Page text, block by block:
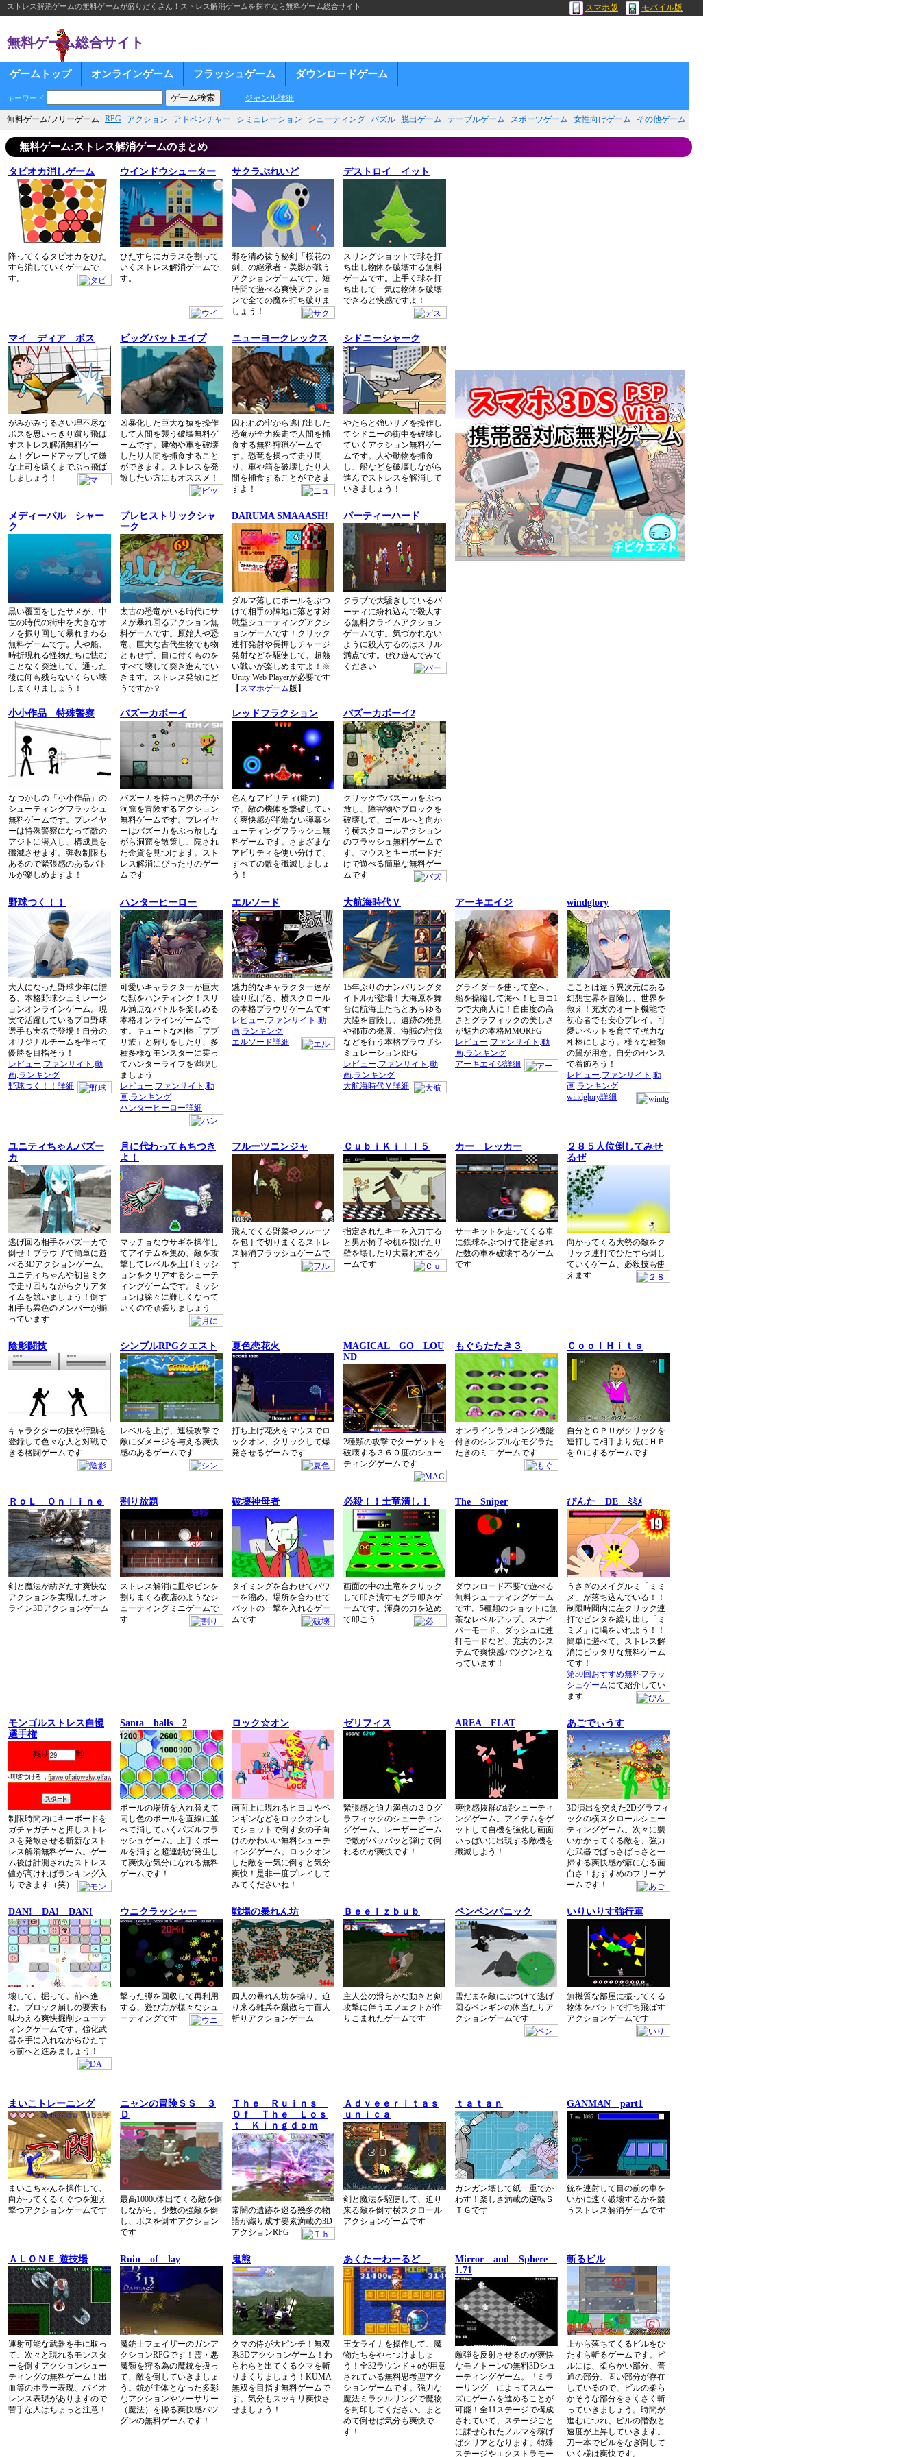
ストレス解消ゲームの無料ゲームが盛りだくさん！ストレス解消ゲームを探すなら無料ゲーム総合サイト スマホ版 モバイル版
無料ゲーム総合サイト
ゲームトップ オンラインゲーム フラッシュゲーム ダウンロードゲーム
キーワード ジャンル詳細
無料ゲーム/フリーゲーム RPG アクション アドベンチャー シミュレーション シューティング パズル 脱出ゲーム テーブルゲーム スポーツゲーム 女性向けゲーム その他ゲーム
無料ゲーム:ストレス解消ゲームのまとめ
タピオカ消しゲーム
降ってくるタピオカをひた
すら消していくゲームで
す。
ウインドウシューター
ひたすらにガラスを割って
いくストレス解消ゲームで
す。
サクラぶれいど
邪を清め祓う秘剣「桜花の
剣」の継承者・美影が戦う
アクションゲームです。短
時間で遊べる爽快アクショ
ンで全ての魔を打ち破りま
しょう！
デストロイ イット
スリングショットで球を打
ち出し物体を破壊する無料
ゲームです。上手く球を打
ち出して一気に物体を破壊
できると快感ですよ！
マイ ディア ボス
がみがみうるさい理不尽な
ボスを思いっきり蹴り飛ば
すストレス解消無料ゲー
ム！グレードアップして嫌
な上司を遠くまでぶっ飛ば
しましょう！
ビッグバットエイプ
凶暴化した巨大な猿を操作
して人間を襲う破壊無料ゲ
ームです。建物や車を破壊
したり人間を捕食すること
ができます。ストレスを発
散したい方にもオススメ！
ニューヨークレックス
囚われの牢から逃げ出した
恐竜が全力疾走で人間を捕
食する無料狩猟ゲームで
す。恐竜を操って走り周
り、車や箱を破壊したり人
間を捕食することができま
すよ！
シドニーシャーク
やたらと強いサメを操作し
てシドニーの街中を破壊し
ていくアクション無料ゲー
ムです。人や動物を捕食
し、船などを破壊しながら
進んでストレスを解消して
いきましょう！
メディーバル シャー
ク
黒い覆面をしたサメが、中
世の時代の街中を大きなオ
ノを振り回して暴れまわる
無料ゲームです。人や船、
時折現れる怪物たちに怯む
ことなく突進して、通った
後に何も残らないくらい壊
しまくりましょう！
プレヒストリックシャ
ーク
太古の恐竜がいる時代にサ
メが暴れ回るアクション無
料ゲームです。原始人や恐
竜、巨大な古代生物でも物
ともせず、目に付くものを
すべて壊して突き進んでい
きます。ストレス発散にど
うですか？
DARUMA SMAAASH!
ダルマ落しにボールをぶつ
けて相手の陣地に落とす対
戦型シューティングアクシ
ョンゲームです！クリック
連打発射や長押しチャージ
発射などを駆使して、超熱
い戦いが楽しめますよ！※
Unity Web Playerが必要です
【 スマホゲーム版】
パーティーハード
クラブで大騒ぎしているパ
ーティに紛れ込んで殺人す
る無料クライムアクション
ゲームです。気づかれない
ように殺人するのはスリル
満点です。ぜひ遊んでみて
ください
小小作品 特殊警察
なつかしの「小小作品」の
シューティングフラッシュ
無料ゲームです。プレイヤ
ーは特殊警察になって敵の
アジトに潜入し、構成員を
殲滅させます。弾数制限も
あるので緊張感のあるバト
ルが楽しめますよ！
バズーカボーイ
バズーカを持った男の子が
洞窟を冒険するアクション
無料ゲームです。プレイヤ
ーはバズーカをぶっ放しな
がら洞窟を散策し、隠され
た金貨を見つけます。スト
レス解消にぴったりのゲー
ムです
レッドフラクション
色んなアビリティ(能力)
で、敵の機体を撃破してい
く爽快感が半端ない弾幕シ
ューティングフラッシュ無
料ゲームです。さまざまな
アビリティを使い分けて、
すべての敵を殲滅しましょ
う！
バズーカボーイ2
クリックでバズーカをぶっ
放し、障害物やブロックを
破壊して、ゴールへと向か
う横スクロールアクション
のフラッシュ無料ゲームで
す。マウスとキーボードだ
けで遊べる簡単な無料ゲー
ムです
野球つく！！
大人になった野球少年に贈
る、本格野球シュミレーシ
ョンオンラインゲーム。現
実で活躍しているプロ野球
選手も実名で登場！自分の
オリジナルチームを作って
優勝を目指そう！
レビュー:ファンサイト :動
画:ランキング
野球つく！！詳細
ハンターヒーロー
可愛いキャラクターが巨大
な獣をハンティング！スリ
ル満点なバトルを楽しめる
本格オンラインゲームで
す。キュートな相棒「ブブ
リ族」と狩りをしたり、多
種多様なモンスターに乗っ
てハンターライフを満喫し
ましょう
レビュー:ファンサイト :動
画:ランキング
ハンターヒーロー詳細
エルソード
魅力的なキャラクター達が
繰り広げる、横スクロール
の本格ブラウザゲームです
レビュー:ファンサイト :動
画:ランキング
エルソード詳細
大航海時代Ｖ
15年ぶりのナンバリングタ
イトルが登場！大海原を舞
台に航海士たちとあらゆる
大陸を冒険し、遺跡の発見
や都市の発展、海賊の討伐
などを行う本格ブラウザシ
ミュレーションRPG
レビュー:ファンサイト :動
画:ランキング
大航海時代Ｖ詳細
アーキエイジ
グライダーを使って空へ、
船を操縦して海へ！ヒヨコ1
つで大商人に！自由度の高
さとグラフィックの美しさ
が魅力の本格MMORPG
レビュー:ファンサイト :動
画:ランキング
アーキエイジ詳細
windglory
こことは違う異次元にある
幻想世界を冒険し、世界を
救え！充実のオート機能で
初心者でも安心プレイ。可
愛いペットを育てて強力な
相棒にしよう。様々な種類
の翼が用意。自分のセンス
で着飾ろう！
レビュー:ファンサイト :動
画:ランキング
windglory詳細
ユニティちゃんバズー
カ
逃げ回る相手をバズーカで
倒せ！ブラウザで簡単に遊
べる3Dアクションゲーム。
ユニティちゃんや初音ミク
で走り回りながらクリアタ
イムを競いましょう！倒す
相手も異色のメンバーが揃
っています
月に代わってもちつき
よ！
マッチョなウサギを操作し
てアイテムを集め、敵を攻
撃してレベルを上げミッシ
ョンをクリアするシューテ
ィングゲームです。ミッシ
ョンは徐々に難しくなって
いくので頑張りましょう
フルーツニンジャ
飛んでくる野菜やフルーツ
を包丁で切りまくるストレ
ス解消フラッシュゲームで
す
ＣｕｂｉＫｉｌｌ５
指定されたキーを入力する
と男が椅子や机を投げたり
壁を壊したり大暴れするゲ
ームです
カー レッカー
サーキットを走ってくる車
に鉄球をぶつけて指定され
た数の車を破壊するゲーム
です
２８５人位倒してみせ
るぜ
向かってくる大勢の敵をク
リック連打でひたすら倒し
ていくゲーム、必殺技も使
えます
陰影闘技
キャラクターの技や行動を
登録して色々な人と対戦で
きる格闘ゲームです
シンプルRPGクエスト
レベルを上げ、連続攻撃で
敵にダメージを与える爽快
感のあるゲームです
夏色恋花火
打ち上げ花火をマウスでロ
ックオン、クリックして爆
発させるゲームです
MAGICAL GO LOU
ND
2種類の攻撃でターゲットを
破壊する３６０度のシュー
ティングゲームです
もぐらたたき３
オンラインランキング機能
付きのシンプルなモグラた
たきのミニゲームです
ＣｏｏｌＨｉｔｓ
自分とＣＰＵがクリックを
連打して相手より先にＨＰ
を０にするゲームです
ＲｏＬ Ｏｎｌｉｎｅ
剣と魔法が紡ぎだす爽快な
アクションを実現したオン
ライン3Dアクションゲーム
割り放題
ストレス解消に皿やビンを
割りまくる夜店のようなシ
ューティングミニゲームで
す
破壊神母者
タイミングを合わせてパワ
ーを溜め、場所を合わせて
バットの一撃を入れるゲー
ムです
必殺！！土竜潰し！
画面の中の土竜をクリック
して叩き潰すモグラ叩きゲ
ームです。渾身の力を込め
て叩こう
The Sniper
ダウンロード不要で遊べる
無料シューティングゲーム
です。5種類のショットに無
茶なレベルアップ、スナイ
パーモード、ダッシュに連
打モードなど、充実のシス
テムで爽快感バツグンとな
っています！
びんた DE ﾐﾐﾒ
うさぎのヌイグルミ「ミミ
メ」が落ち込んでいる！！
制限時間内に左クリック連
打でビンタを繰り出し「ミ
ミメ」に喝をいれよう！！
簡単に遊べて、ストレス解
消にピッタリな無料ゲーム
です！
第30回おすすめ無料フラッ
シュゲームにて紹介してい
ます
モンゴルストレス自慢
選手権
制限時間内にキーボードを
ガチャガチャと押しストレ
スを発散させる斬新なスト
レス解消無料ゲーム。ゲー
ム後は計測されたストレス
値が高ければランキング入
りできます（笑）
Santa balls 2
ボールの場所を入れ替えて
同じ色のボールを直線に並
べて消していくパズルフラ
ッシュゲーム。上手くボー
ルを消すと超連鎖が発生し
て爽快な気分になれる無料
ゲームです！
ロック☆オン
画面上に現れるヒヨコやペ
ンギンなどをロックオンし
てショットで倒す女の子向
けのかわいい無料シューテ
ィングゲーム。ロックオン
した敵を一気に倒すと気分
爽快！是非一度プレイして
みてくださいね！
ゼリフィス
緊張感と迫力満点の３Ｄグ
ラフィックのシューティン
グゲーム。レーザービーム
で敵がパッパッと弾けて倒
れるのが爽快です！
AREA FLAT
爽快感抜群の縦シューティ
ングゲーム。アイテムをゲ
ットして自機を強化し画面
いっぱいに出現する敵機を
殲滅しよう！
あごでぃうす
3D演出を交えた2Dグラフィ
ックの横スクロールシュー
ティングゲーム。次々に襲
いかかってくる敵を、強力
な武器でばっさばっさと一
掃する爽快感が癖になる面
白さ！おすすめのフリーゲ
ームです！
DAN! DA! DAN!
壊して、掘って、前へ進
む。ブロック崩しの要素も
味わえる爽快掘削シューテ
ィングゲームです。強化武
器を手に入れながらひたす
ら前へと進みましょう！
ウニクラッシャー
撃った弾を回収して再利用
する、遊び方が様々なシュ
ーティングです
戦場の暴れん坊
四人の暴れん坊を操り、迫
り来る雑兵を蹴散らす百人
斬りアクションゲーム
Ｂｅｅｌｚｂｕｂ
主人公の滑らかな動きと剣
攻撃に伴うエフェクトが作
りこまれたゲームです
ペンペンパニック
雪だまを敵にぶつけて逃げ
回るペンギンの体当たりア
クションゲームです
いりいりす強行軍
無機質な部屋に振ってくる
物体をバットで打ち飛ばす
アクションゲームです
まいこトレーニング
まいこちゃんを操作して、
向かってくるくぐつを迎え
撃つアクションゲームです
ニャンの冒険ＳＳ ３
Ｄ
最高10000体出てくる敵を倒
しながら、少数の強敵を倒
し、ボスを倒すアクション
です
Ｔｈｅ Ｒｕｉｎｓ
Ｏｆ Ｔｈｅ Ｌｏｓ
ｔ Ｋｉｎｇｄｏｍ
常闇の遺跡を巡る幾多の物
語が織り成す要素満載の3D
アクションRPG
Ａｄｖｅｅｒｉｔａｓ
ｕｎｉｃａ
剣と魔法を駆使して、迫り
来る敵を倒す横スクロール
アクションゲームです
ｔａｔａｎ
ガンガン壊して紙一重でか
わす！楽しさ満載の逆転Ｓ
ＴＧです
GANMAN part1
銃を連射して目の前の車を
いかに速く破壊するかを競
うストレス解消ゲームです
ＡＬＯＮＥ 遊技場
連射可能な武器を手に取っ
て、次々と現れるモンスタ
ーを倒すアクションシュー
ティングの無料ゲーム！出
血等のホラー表現、バイオ
レンス表現がありますので
苦手な人はちょっと注意！
Ruin of lay
魔銃士フェイザーのガンア
クションRPGです！霊・悪
魔類を狩る為の魔銃を扱っ
て、敵を倒していきましょ
う。銃が主体となった多彩
なアクションやソーサリー
（魔法）を操る爽快感バツ
グンの無料ゲームです！
鬼熊
クマの侍が大ピンチ！無双
系3Dアクションゲーム！わ
らわらと出てくるクマを斬
りまくりましょう！KUMA
無双を目指す無料ゲームで
す。気分もスッキリ爽快さ
せましょう！
あくたーわーるど
王女ライナを操作して、魔
物たちをやっつけましょ
う！全32ラウンド＋αが用意
されている無料思考型アク
ションゲームです。強力な
魔法ミラクルリングで魔物
を封印してください。まと
めて倒せば気分も爽快で
す！
Mirror and Sphere
1.71
敵弾を反射させるのが爽快
なモノトーンの無料3Dシュ
ーティングゲーム。「ミラ
ーリング」によってスムー
ズにゲームを進めることが
可能！全11ステージで構成
されていて、ステージごと
に課せられたノルマを稼げ
ばクリアとなります。特殊
ステージやエクストラモー
斬るビル
上から落ちてくるビルをひ
たすら斬るゲームです。ビ
ルには、柔らかい部分、普
通の部分、固い部分が存在
しているので、ビルの柔ら
かそうな部分をさくさく斬
っていきましょう。時間が
進むにつれ、ビルの階数と
速度が上昇していきます。
刀一本でビルをなぎ倒して
いく様は爽快です。